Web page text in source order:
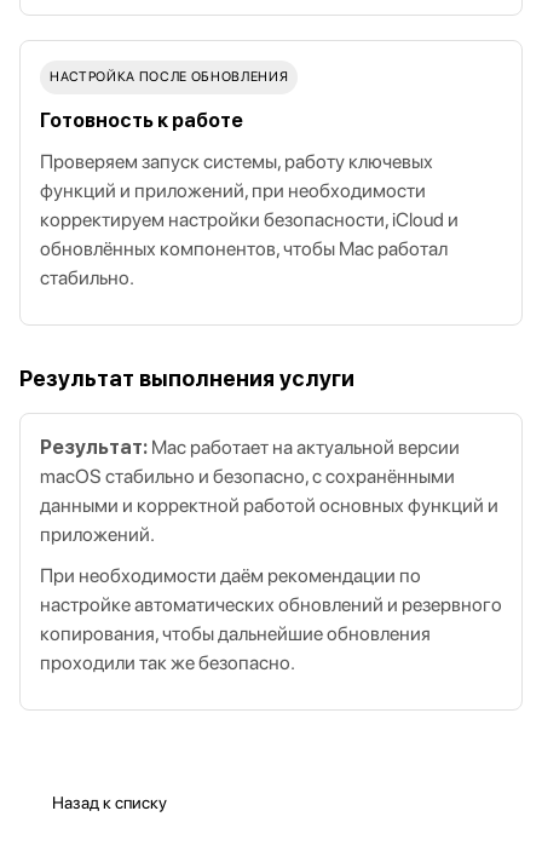
НАСТРОЙКА ПОСЛЕ ОБНОВЛЕНИЯ
Готовность к работе
Проверяем запуск системы, работу ключевых
функций и приложений, при необходимости
корректируем настройки безопасности, iCloud и
обновлённых компонентов, чтобы Mac работал
стабильно.
Результат выполнения услуги
Результат: Mac работает на актуальной версии
macOS стабильно и безопасно, с сохранёнными
данными и корректной работой основных функций и
приложений.
При необходимости даём рекомендации по
настройке автоматических обновлений и резервного
копирования, чтобы дальнейшие обновления
проходили так же безопасно.
Назад к списку